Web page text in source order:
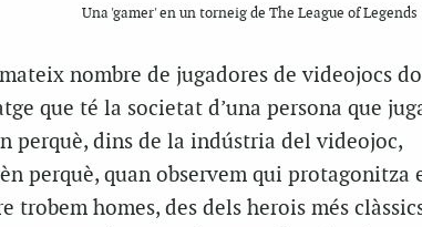
Una 'gamer' en un torneig de The League of Legends
nombre de jugadores de videojocs
que té la societat d’una persona que
perquè, dins de la indústria del videojoc,
perquè, quan observem qui protagonitza
trobem homes, des dels herois més